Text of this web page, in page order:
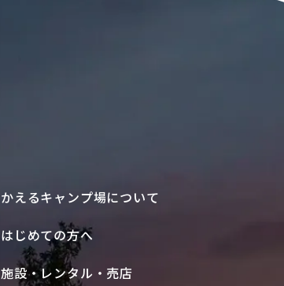
かえるキャンプ場について
はじめての方へ
施設・レンタル・売店